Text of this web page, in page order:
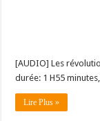
[AUDIO] Les
durée: 1 H55
Lire Plus »